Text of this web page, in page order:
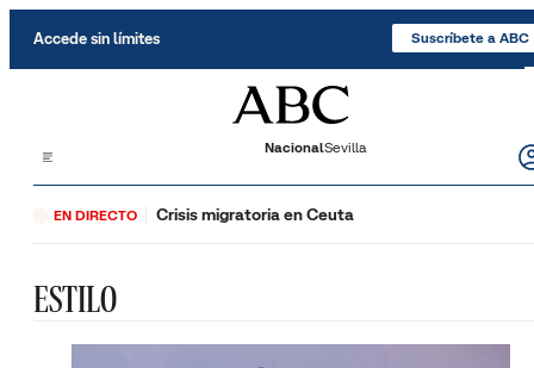
Accede sin límites Suscríbete a ABC
NacionalSevilla
EN DIRECTO Crisis migratoria en Ceuta
ESTILO